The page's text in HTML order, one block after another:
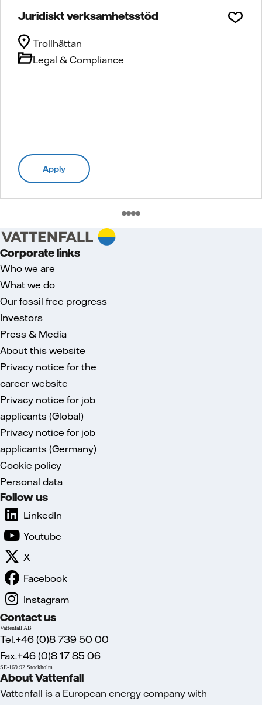
Juridiskt verksamhetsstöd
Legal & Compliance
Trollhättan
Apply
Corporate links
Who we are
What we do
Our fossil free progress
Investors
Press & Media
About this website
Privacy notice for the
career website
Privacy notice for job
applicants (Global)
Privacy notice for job
applicants (Germany)
Cookie policy
Personal data
Follow us
LinkedIn
Youtube
X
Facebook
Instagram
Contact us
Vattenfall AB
Tel.+46 (0)8 739 50 00
Fax.+46 (0)8 17 85 06
SE-169 92 Stockholm
About Vattenfall
Vattenfall is a European energy company with